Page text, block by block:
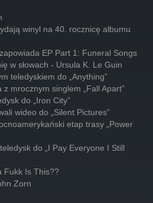
winyl na 40. rocznicę albumu
EP Part 1: Funeral Songs
w słowach - Ursula K. Le Guin
teledyskiem do „Anything”
mrocznym singlem „Fall Apart”
do „Iron City”
wideo do „Silent Pictures”
etap trasy „Power
do „I Pay Everyone I Still
Fukk Is This??
Zorn